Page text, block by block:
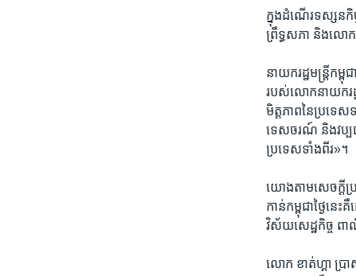
ក្នុង​ដំណើរ​ទស្សន
ព្រឹទ្ធសភា​ និង​លោ
នាយក​រដ្ឋ​មន្ត្រី​ក
របស់​លោក​នាយក​រដ្
មិត្តភាព​នៃ​ប្រទេ
ទេសចរណ៍ និង​វប្ប
ប្រទេស​ទាំង​ពីរ»។
យោង​តាម​សេចក្តី​ប្
កាន់​កម្ពុជា​ថ្ងៃ​នេ
វិស័យ​សេដ្ឋកិច្ច ពា
លោក ​ខាត់​ហ្គា ប្រ